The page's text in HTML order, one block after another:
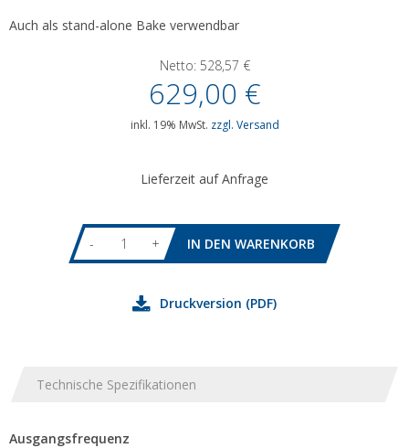
Auch als stand-alone Bake verwendbar
Netto: 528,57 €
629,00 €
inkl. 19% MwSt. zzgl. Versand
Lieferzeit auf Anfrage
- +
Druckversion (PDF)
Technische Spezifikationen
Ausgangsfrequenz